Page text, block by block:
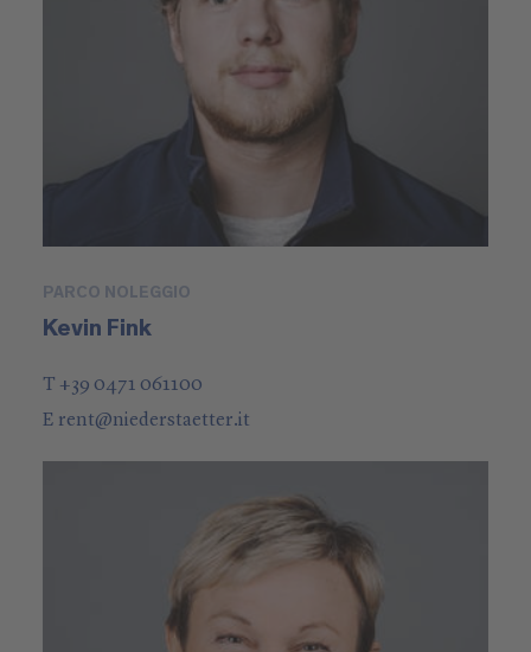
PARCO NOLEGGIO
Kevin Fink
T +39 0471 061100
E rent@niederstaetter.it